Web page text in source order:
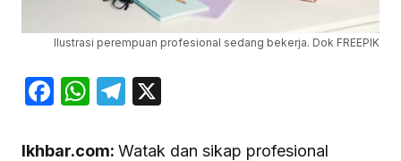
Ilustrasi perempuan profesional sedang bekerja. Dok FREEPIK
Facebook
WhatsApp
Telegram
Ikhbar.com: Watak dan sikap profesional